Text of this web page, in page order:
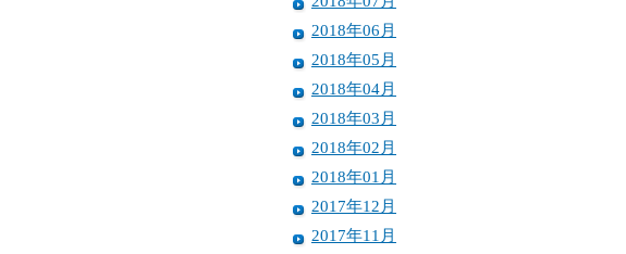
2018年06月
2018年05月
2018年04月
2018年03月
2018年02月
2018年01月
2017年12月
2017年11月